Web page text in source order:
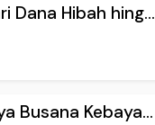
Dana Hibah hing...
Busana Kebaya...